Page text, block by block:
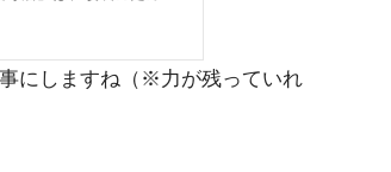
にしますね（※力が残っていれ